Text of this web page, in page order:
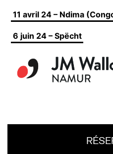
11 avril 24 – Ndima
6 juin 24 – Spëcht